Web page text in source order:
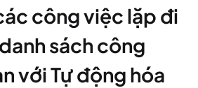
công việc lặp đi
sách công
với Tự động hóa